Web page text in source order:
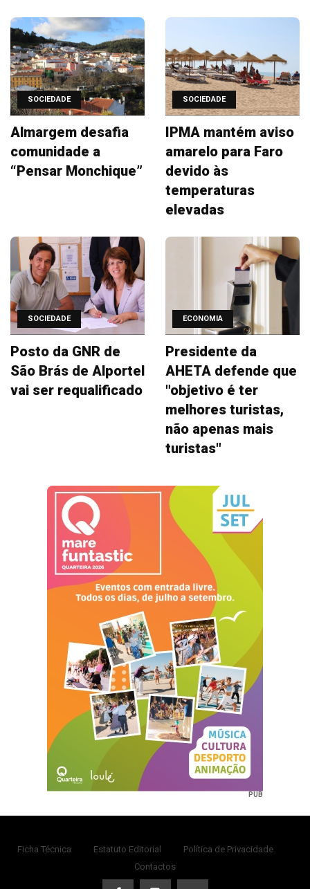
SOCIEDADE
Almargem desafia
comunidade a
“Pensar Monchique”
SOCIEDADE
IPMA mantém aviso
amarelo para Faro
devido às
temperaturas
elevadas
SOCIEDADE
Posto da GNR de
São Brás de Alportel
vai ser requalificado
ECONOMIA
Presidente da
AHETA defende que
"objetivo é ter
melhores turistas,
não apenas mais
turistas"
PUB
Ficha Técnica Estatuto Editorial
Política de Privacidade
Contactos